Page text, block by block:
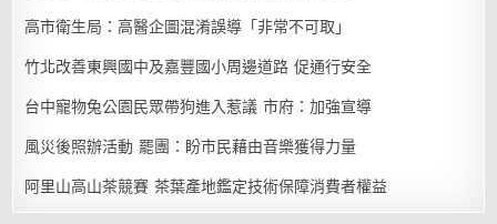
高市衛生局：高醫企圖混淆誤導「非常不可取」
竹北改善東興國中及嘉豐國小周邊道路 促通行安全
台中寵物兔公園民眾帶狗進入惹議 市府：加強宣導
風災後照辦活動 罷團：盼市民藉由音樂獲得力量
阿里山高山茶競賽 茶葉產地鑑定技術保障消費者權益